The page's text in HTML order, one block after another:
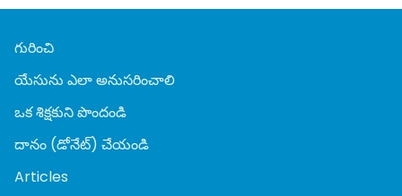
గురించి
యేసును ఎలా అనుసరించాలి
ఒక శిక్షకుని పొందండి
దానం (డోనేట్) చేయండి
Articles